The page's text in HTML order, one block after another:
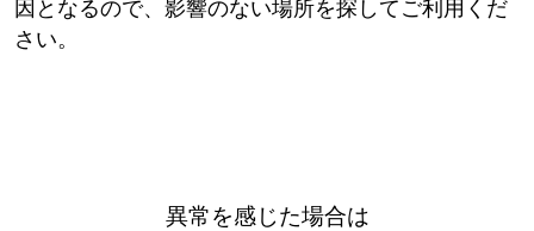
因となるので、影響のない場所を探してご利用くだ
さい。
異常を感じた場合は